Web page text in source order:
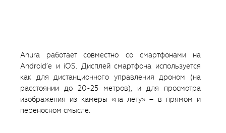
Anura работает совместно со смартфонами на
Android’е и iOS. Дисплей смартфона используется
как для дистанционного управления дроном (на
расстоянии до 20-25 метров), и для просмотра
изображения из камеры «на лету» – в прямом и
переносном смысле.